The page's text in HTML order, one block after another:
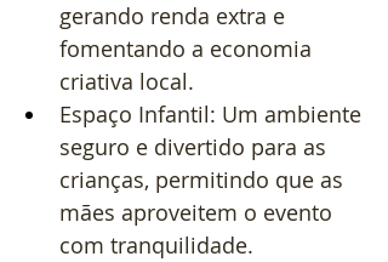
gerando renda extra e
fomentando a economia
criativa local.
Espaço Infantil: Um ambiente
seguro e divertido para as
crianças, permitindo que as
mães aproveitem o evento
com tranquilidade.